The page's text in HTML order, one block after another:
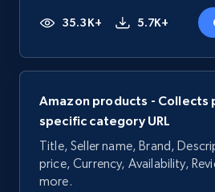
35.3K+ 5.7K+
Amazon products - Collects
specific category URL
Title, Seller name, Brand,
price, Currency, Availability,
more.